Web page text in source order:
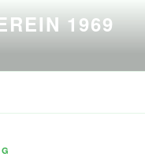
1969